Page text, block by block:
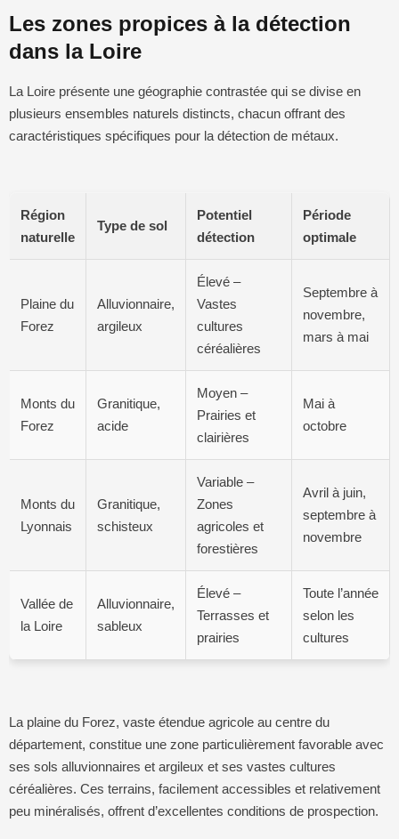
Les zones propices à la détection
dans la Loire
La Loire présente une géographie contrastée qui se divise en
plusieurs ensembles naturels distincts, chacun offrant des
caractéristiques spécifiques pour la détection de métaux.
Région
naturelle
Type de sol
Potentiel
détection
Période
optimale
Plaine du
Forez
Alluvionnaire,
argileux
Élevé –
Vastes
cultures
céréalières
Septembre à
novembre,
mars à mai
Monts du
Forez
Granitique,
acide
Moyen –
Prairies et
clairières
Mai à
octobre
Monts du
Lyonnais
Granitique,
schisteux
Variable –
Zones
agricoles et
forestières
Avril à juin,
septembre à
novembre
Vallée de
la Loire
Alluvionnaire,
sableux
Élevé –
Terrasses et
prairies
Toute l’année
selon les
cultures
La plaine du Forez, vaste étendue agricole au centre du
département, constitue une zone particulièrement favorable avec
ses sols alluvionnaires et argileux et ses vastes cultures
céréalières. Ces terrains, facilement accessibles et relativement
peu minéralisés, offrent d’excellentes conditions de prospection.